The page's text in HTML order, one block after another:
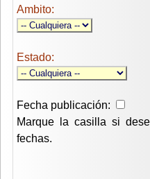
Ambito:
Estado:
Fecha publicación:
Marque la casilla si
fechas.